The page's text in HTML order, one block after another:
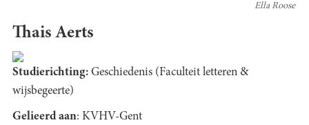
Ella Roose
Thais Aerts
Studierichting: Geschiedenis (Faculteit letteren &
wijsbegeerte)
Gelieerd aan: KVHV-Gent